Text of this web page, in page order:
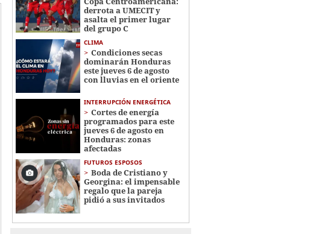
derrota a UMECIT y
asalta el primer lugar
del grupo C
CLIMA
Condiciones secas
dominarán Honduras
este jueves 6 de agosto
con lluvias en el oriente
INTERRUPCIÓN ENERGÉTICA
Cortes de energía
programados para este
jueves 6 de agosto en
Honduras: zonas
afectadas
FUTUROS ESPOSOS
Boda de Cristiano y
Georgina: el impensable
regalo que la pareja
pidió a sus invitados